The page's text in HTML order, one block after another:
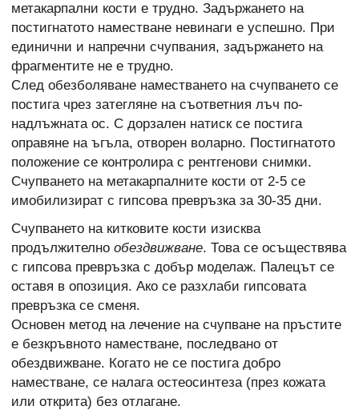
метакарпални кости е трудно. Задържането на
постигнатото наместване невинаги е успешно. При
единични и напречни счупвания, задържането на
фрагментите не е трудно.
След обезболяване наместването на счупването се
постига чрез затегляне на съответния лъч по-
надлъжната ос. С дорзален натиск се постига
оправяне на ъгъла, отворен воларно. Постигнатото
положение се контролира с рентгенови снимки.
Счупването на метакарпалните кости от 2-5 се
имобилизират с гипсова превръзка за 30-35 дни.
Счупването на китковите кости изисква
продължително обездвижване. Това се осъществява
с гипсова превръзка с добър моделаж. Палецът се
оставя в опозиция. Ако се разхлаби гипсовата
превръзка се сменя.
Основен метод на лечение на счупване на пръстите
е безкръвното наместване, последвано от
обездвижване. Когато не се постига добро
наместване, се налага остеосинтеза (през кожата
или открита) без отлагане.